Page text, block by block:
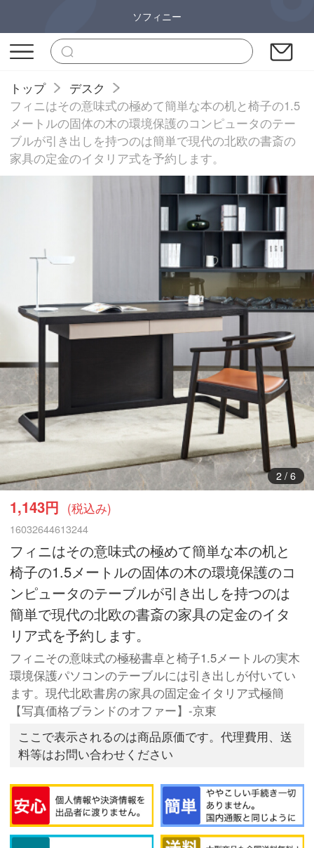
ソフィニー
トップ
デスク
フィニはその意味式の極めて簡単な本の机と椅子の1.5
メートルの固体の木の環境保護のコンピュータのテー
ブルが引き出しを持つのは簡単で現代の北欧の書斎の
家具の定金のイタリア式を予約します。
3/ 6
1,143円 (税込み)
16032644613244
フィニはその意味式の極めて簡単な本の机と
椅子の1.5メートルの固体の木の環境保護のコ
ンピュータのテーブルが引き出しを持つのは
簡単で現代の北欧の書斎の家具の定金のイタ
リア式を予約します。
フィニその意味式の極秘書卓と椅子1.5メートルの実木
環境保護パソコンのテーブルには引き出しが付いてい
ます。現代北欧書房の家具の固定金イタリア式極簡
【写真価格ブランドのオファー】-京東
ここで表示されるのは商品原価です。代理費用、送
料等はお問い合わせください